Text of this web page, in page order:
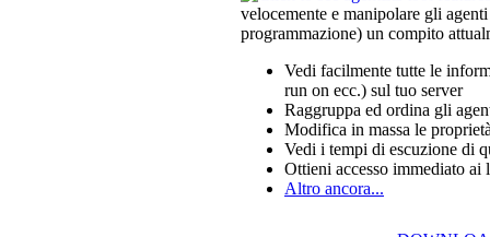
velocemente e manipolare gli
programmazione) un compito
Vedi facilmente tutte le
run on ecc.) sul tuo server
Raggruppa ed ordina gli
Modifica in massa le
Vedi i tempi di escuzione di
Ottieni accesso immediato ai
Altro ancora...